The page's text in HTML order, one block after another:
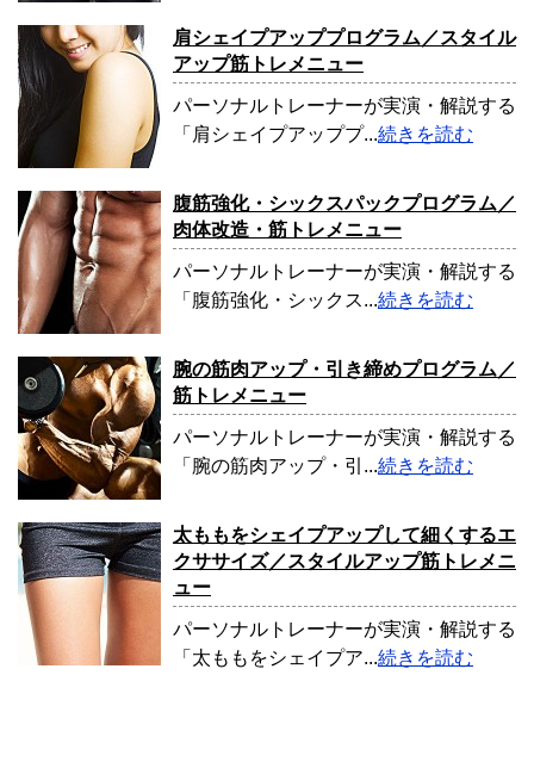
肩シェイプアッププログラム／スタイル
アップ筋トレメニュー
パーソナルトレーナーが実演・解説する
「肩シェイプアッププ...続きを読む
腹筋強化・シックスパックプログラム／
肉体改造・筋トレメニュー
パーソナルトレーナーが実演・解説する
「腹筋強化・シックス...続きを読む
腕の筋肉アップ・引き締めプログラム／
筋トレメニュー
パーソナルトレーナーが実演・解説する
「腕の筋肉アップ・引...続きを読む
太ももをシェイプアップして細くするエ
クササイズ／スタイルアップ筋トレメニ
ュー
パーソナルトレーナーが実演・解説する
「太ももをシェイプア...続きを読む